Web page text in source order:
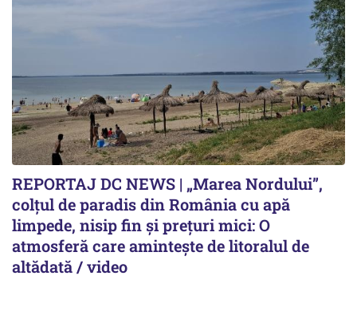
REPORTAJ DC NEWS | „Marea Nordului”,
colțul de paradis din România cu apă
limpede, nisip fin și prețuri mici: O
atmosferă care amintește de litoralul de
altădată / video